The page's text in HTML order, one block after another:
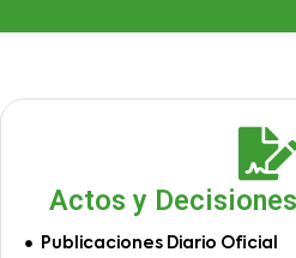
Actos y
Publicaciones Diario Oficial